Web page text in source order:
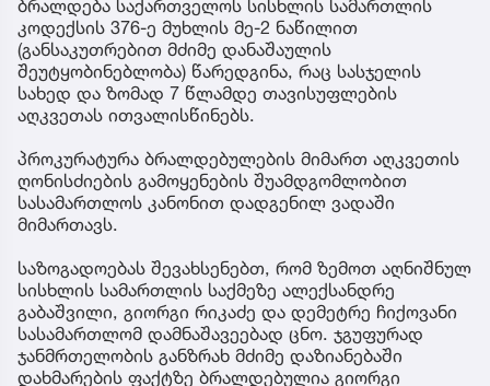
ბრალდება საქართველოს სისხლის სამართლის
კოდექსის 376-ე მუხლის მე-2 ნაწილით
(განსაკუთრებით მძიმე დანაშაულის
შეუტყობინებლობა) წარედგინა, რაც სასჯელის
სახედ და ზომად 7 წლამდე თავისუფლების
აღკვეთას ითვალისწინებს.
პროკურატურა ბრალდებულების მიმართ აღკვეთის
ღონისძიების გამოყენების შუამდგომლობით
სასამართლოს კანონით დადგენილ ვადაში
მიმართავს.
საზოგადოებას შევახსენებთ, რომ ზემოთ აღნიშნულ
სისხლის სამართლის საქმეზე ალექსანდრე
გაბაშვილი, გიორგი რიკაძე და დემეტრე ჩიქოვანი
სასამართლომ დამნაშავეებად ცნო. ჯგუფურად
ჯანმრთელობის განზრახ მძიმე დაზიანებაში
დახმარების ფაქტზე ბრალდებულია გიორგი